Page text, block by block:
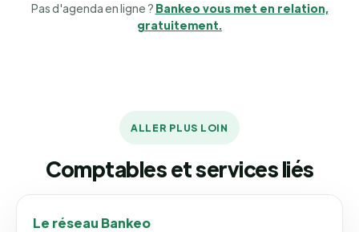
Pas d'agenda en ligne ? Bankeo vous met en relation,
gratuitement.
ALLER PLUS LOIN
Comptables et services liés
Le réseau Bankeo